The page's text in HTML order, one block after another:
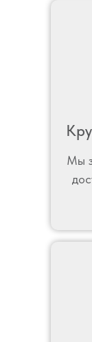
Мы